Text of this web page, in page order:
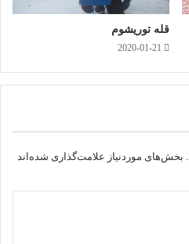
قله توریشوم
2020-01-21
بخش‌های موردنیاز علامت‌گذاری شده‌اند